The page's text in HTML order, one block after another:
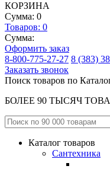
КОРЗИНА
Сумма: 0
Товаров: 0
Сумма:
Оформить заказ
8-800-775-27-27 8 (383)
Заказать звонок
Поиск товаров по
БОЛЕЕ 90 ТЫСЯЧ
Каталог товаров
Сантехника